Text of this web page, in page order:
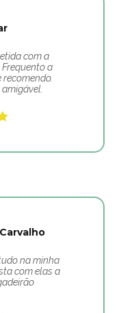
com a
a
na minha
com elas a